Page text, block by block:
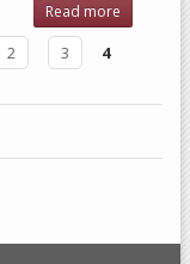
Read more
2 3 4